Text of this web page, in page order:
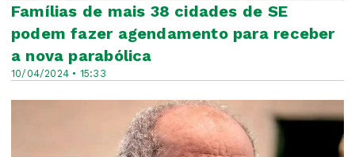
10/04/2024 • 15:33
Famílias de mais 38 cidades de SE
podem fazer agendamento para receber
a nova parabólica